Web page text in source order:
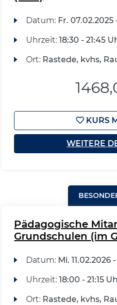
Datum: Fr. 07.02.2025
Uhrzeit: 18:30 - 21:45
Ort: Rastede, kvhs,
KURS
WEITERE
Pädagogische
Grundschulen (im
Datum: Mi. 11.02.2026 -
Uhrzeit: 18:00 - 21:15
Ort: Rastede, kvhs,